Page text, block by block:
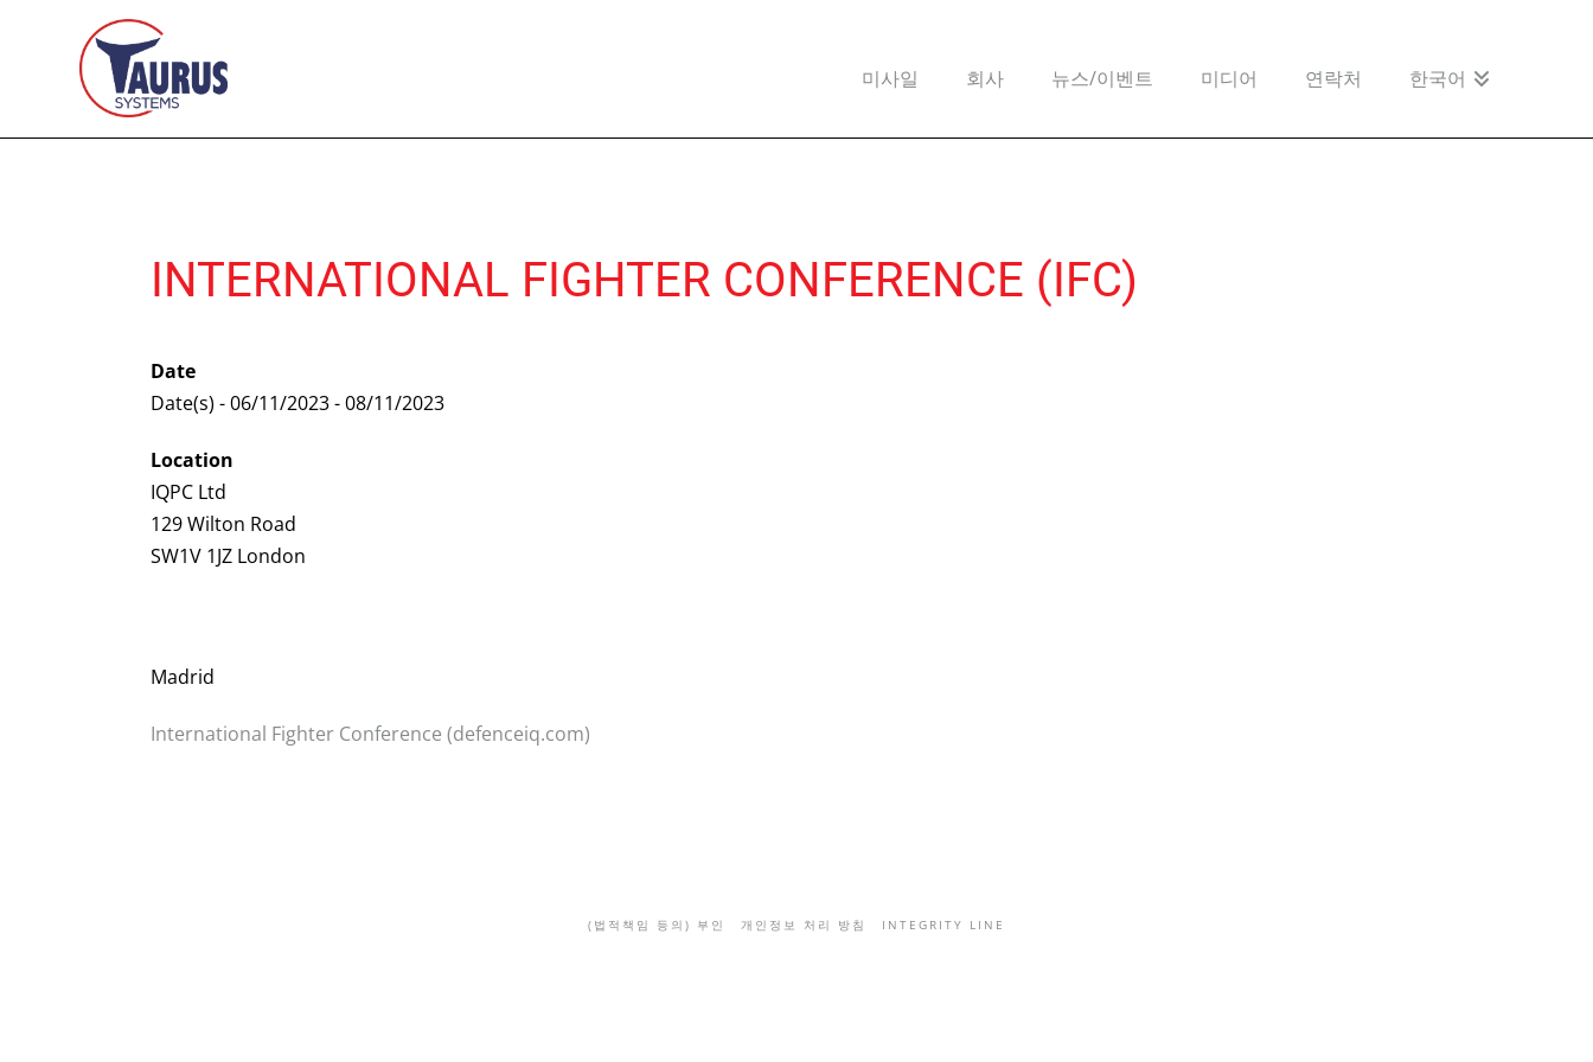
미사일 회사 뉴스/이벤트 미디어 연락처 한국어
INTERNATIONAL FIGHTER CONFERENCE (IFC)
Date
Date(s) - 06/11/2023 - 08/11/2023
Location
IQPC Ltd
129 Wilton Road
SW1V 1JZ London
Madrid
International Fighter Conference (defenceiq.com)
(법적책임 등의) 부인 개인정보 처리 방침 INTEGRITY LINE